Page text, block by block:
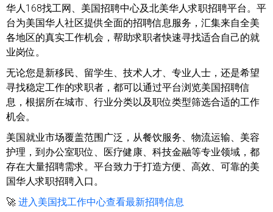
华人168找工网、美国招聘中心及北美华人求职招聘平台。平
台为美国华人社区提供全面的招聘信息服务，汇集来自全美
各地区的真实工作机会，帮助求职者快速寻找适合自己的就
业岗位。
无论您是新移民、留学生、技术人才、专业人士，还是希望
寻找稳定工作的求职者，都可以通过平台浏览美国招聘信
息，根据所在城市、行业分类以及职位类型筛选合适的工作
机会。
美国就业市场覆盖范围广泛，从餐饮服务、物流运输、美容
护理，到办公室职位、医疗健康、科技金融等专业领域，都
存在大量招聘需求。平台致力于打造方便、高效、可靠的美
国华人求职招聘入口。
🚀 进入美国找工作中心查看最新招聘信息